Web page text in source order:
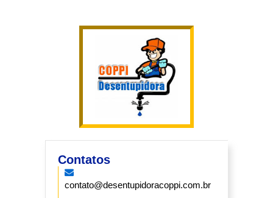
Contatos
contato@desentupidoracoppi.com.br